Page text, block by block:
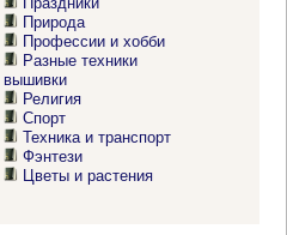
Природа
Профессии и хобби
Разные техники
вышивки
Религия
Спорт
Техника и транспорт
Фэнтези
Цветы и растения